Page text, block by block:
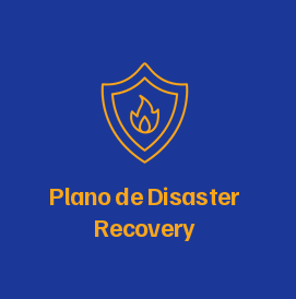
Plano de Disaster
Recovery